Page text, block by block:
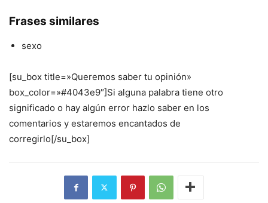
Frases similares
sexo
[su_box title=»Queremos saber tu opinión»
box_color=»#4043e9″]Si alguna palabra tiene otro
significado o hay algún error hazlo saber en los
comentarios y estaremos encantados de
corregirlo[/su_box]